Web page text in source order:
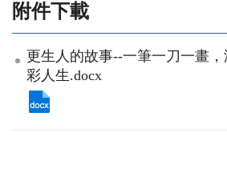
附件下載
更生人的故事--一筆一刀一畫
彩人生.docx